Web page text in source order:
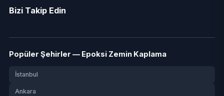
Bizi Takip Edin
Popüler Şehirler — Epoksi Zemin Kaplama
İstanbul
Ankara